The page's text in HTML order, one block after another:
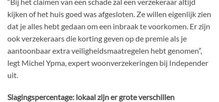
kijken of het huis goed was afgesloten. Ze willen eigenlijk zien
dat je alles hebt gedaan om een inbraak te voorkomen. Er zijn
ook verzekeraars die korting geven op de premie als je
aantoonbaar extra veiligheidsmaatregelen hebt genomen”,
legt Michel Ypma, expert woonverzekeringen bij Independer
uit.
Slagingspercentage: lokaal zijn er grote verschillen